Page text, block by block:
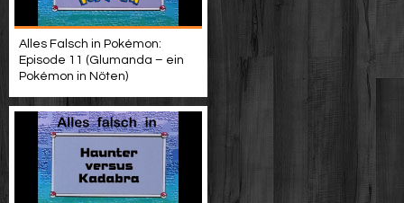
Alles Falsch in Pokémon:
Episode 11 (Glumanda – ein
Pokémon in Nöten)